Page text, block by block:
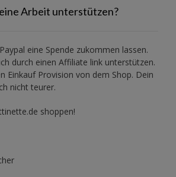
Arbeit unterstützen?
Paypal eine Spende zukommen lassen.
durch einen Affiliate link unterstützen.
Einkauf Provision von dem Shop. Dein
nicht teurer.
shoppen!